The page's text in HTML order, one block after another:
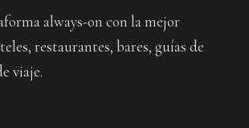
always-on con la mejor
restaurantes, bares, guías de
viaje.